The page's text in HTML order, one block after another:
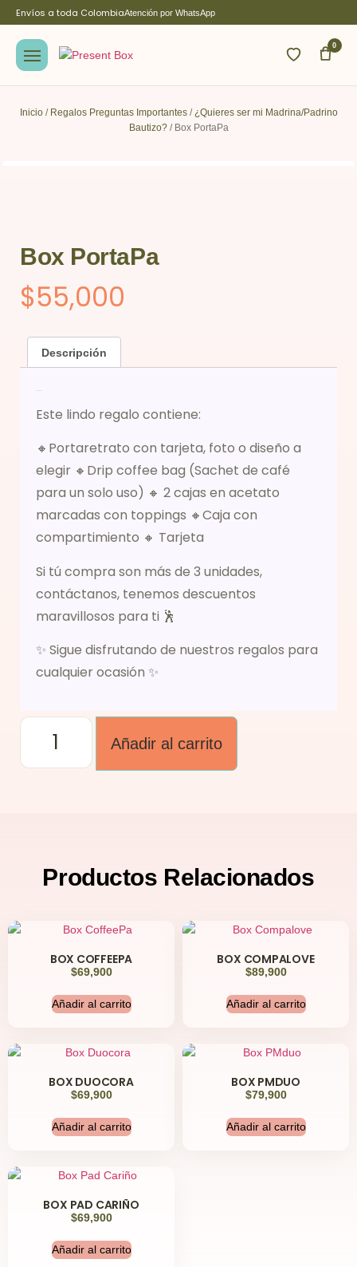
Envíos a toda ColombiaAtención por WhatsApp
0
Inicio/ Regalos Preguntas Importantes/¿Quieres ser mi Madrina/Padrino
Bautizo?/ Box PortaPa
Box PortaPa
$55,000
Descripción
Este lindo regalo contiene:
🔸Portaretrato con tarjeta, foto o diseño a
elegir 🔸Drip coffee bag (Sachet de café
para un solo uso) 🔸 2 cajas en acetato
marcadas con toppings 🔸Caja con
compartimiento 🔸 Tarjeta
Si tú compra son más de 3 unidades,
contáctanos, tenemos descuentos
maravillosos para ti 🕺
✨ Sigue disfrutando de nuestros regalos para
cualquier ocasión ✨
Añadir al carrito
Productos Relacionados
BOX COFFEEPA
$69,900
Añadir al carrito
BOX COMPALOVE
$89,900
Añadir al carrito
BOX DUOCORA
$69,900
Añadir al carrito
BOX PMDUO
$79,900
Añadir al carrito
BOX PAD CARIÑO
$69,900
Añadir al carrito